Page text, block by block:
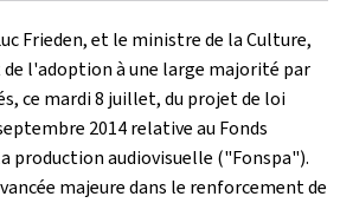
Frieden, et le ministre de la Culture,
l'adoption à une large majorité par
ce mardi 8 juillet, du projet de loi
2014 relative au Fonds
production audiovisuelle ("Fonspa").
majeure dans le renforcement de